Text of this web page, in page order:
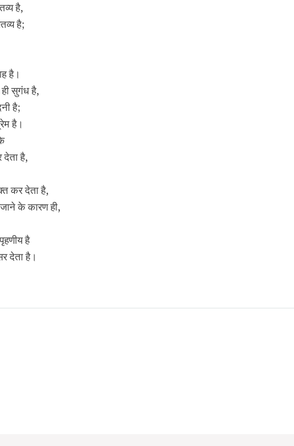
है,
है;
है।
सुगंध है,
है;
है।
है,
कर देता है,
के कारण ही,
है
देता है।